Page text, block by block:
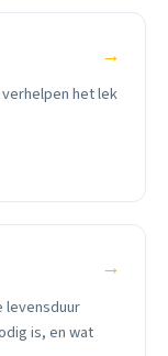
→
het lek
→
levensduur
is, en wat